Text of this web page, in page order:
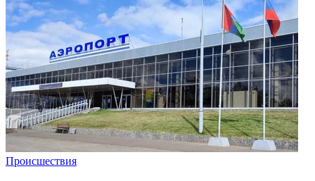
Происшествия